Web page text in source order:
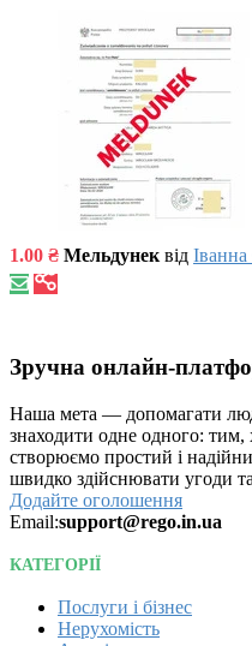
1.00 ₴ Мельдунек від
Зручна онлайн-
Наша мета — допомагати
знаходити одне одного:
створюємо простий і
швидко здійснювати угоди
Додайте оголошення
Email:support@rego.in.ua
КАТЕГОРІЇ
Послуги і бізнес
Нерухомість